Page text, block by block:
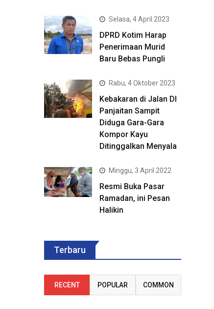
Selasa, 4 April 2023
DPRD Kotim Harap
Penerimaan Murid
Baru Bebas Pungli
Rabu, 4 Oktober 2023
Kebakaran di Jalan DI
Panjaitan Sampit
Diduga Gara-Gara
Kompor Kayu
Ditinggalkan Menyala
Minggu, 3 April 2022
Resmi Buka Pasar
Ramadan, ini Pesan
Halikin
Terbaru
RECENT POPULAR COMMON